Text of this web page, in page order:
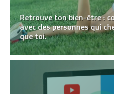
Retrouve ton bien-être :
avec des personnes qui
que toi.